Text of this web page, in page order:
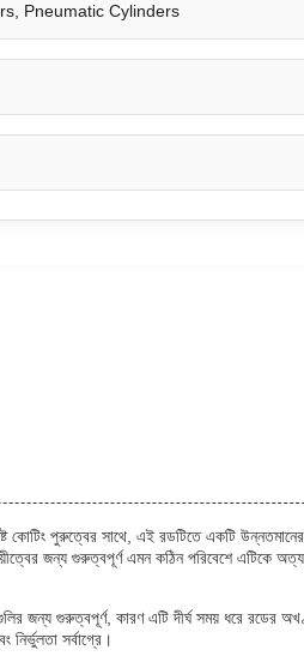
Pneumatic Cylinders
কোটিং পুরুত্বের সাথে, এই রডটিতে একটি
জন্য গুরুত্বপূর্ণ এমন কঠিন পরিবেশে এটিকে
জন্য গুরুত্বপূর্ণ, কারণ এটি দীর্ঘ সময় ধরে রডের
সর্বাগ্রে।